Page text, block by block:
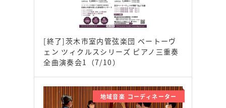
[終了]茨木市室内管弦楽団 ベートーヴ
ェン ツィクルスシリーズ ピアノ三重奏
全曲演奏会1（7/10）
地域音楽 コーディネーター